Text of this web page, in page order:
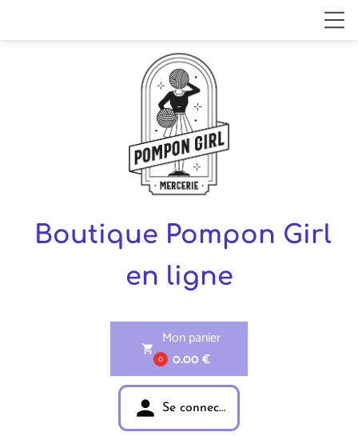
Boutique Pompon Girl
en ligne
shopping_cart
0
Mon panier
0.00 €
person Se connecter